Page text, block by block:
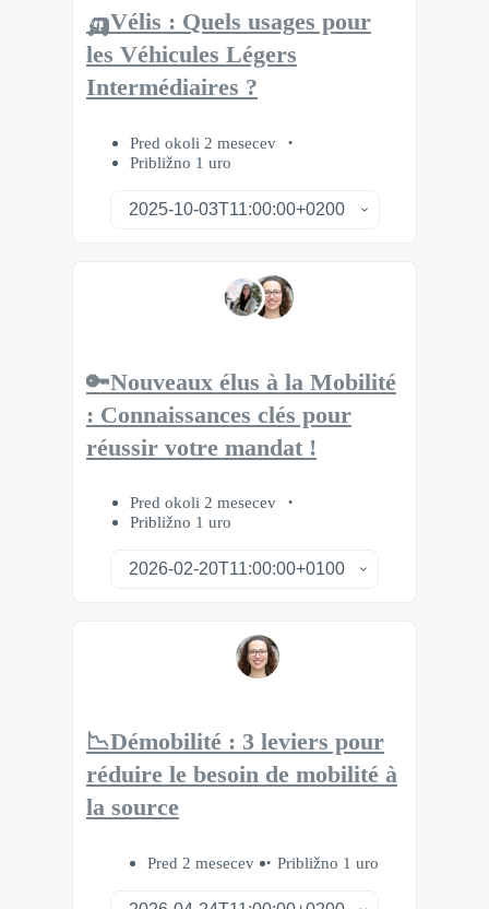
🛺Vélis : Quels usages pour
les Véhicules Légers
Intermédiaires ?
Pred okoli 2 mesecev
Približno 1 uro
🔑Nouveaux élus à la Mobilité
: Connaissances clés pour
réussir votre mandat !
Pred okoli 2 mesecev
Približno 1 uro
📉Démobilité : 3 leviers pour
réduire le besoin de mobilité à
la source
Pred 2 mesecev Približno 1 uro